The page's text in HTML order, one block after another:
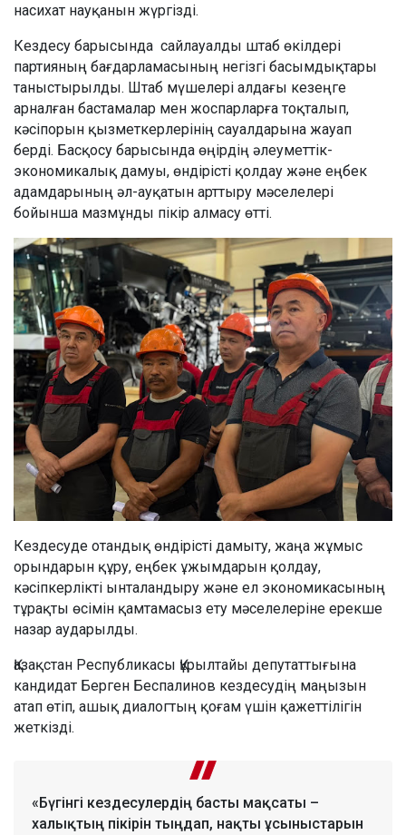
насихат науқанын жүргізді.
Кездесу барысында сайлауалды штаб өкілдері
партияның бағдарламасының негізгі басымдықтары
таныстырылды. Штаб мүшелері алдағы кезеңге
арналған бастамалар мен жоспарларға тоқталып,
кәсіпорын қызметкерлерінің сауалдарына жауап
берді. Басқосу барысында өңірдің әлеуметтік-
экономикалық дамуы, өндірісті қолдау және еңбек
адамдарының әл-ауқатын арттыру мәселелері
бойынша мазмұнды пікір алмасу өтті.
Кездесуде отандық өндірісті дамыту, жаңа жұмыс
орындарын құру, еңбек ұжымдарын қолдау,
кәсіпкерлікті ынталандыру және ел экономикасының
тұрақты өсімін қамтамасыз ету мәселелеріне ерекше
назар аударылды.
Қазақстан Республикасы Құрылтайы депутаттығына
кандидат Берген Беспалинов кездесудің маңызын
атап өтіп, ашық диалогтың қоғам үшін қажеттілігін
жеткізді.
«Бүгінгі кездесулердің басты мақсаты –
халықтың пікірін тыңдап, нақты ұсыныстарын